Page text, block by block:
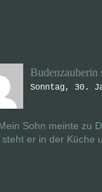
Budenzauberin
Sonntag, 30.
Sohn meinte zu
er in der Küche